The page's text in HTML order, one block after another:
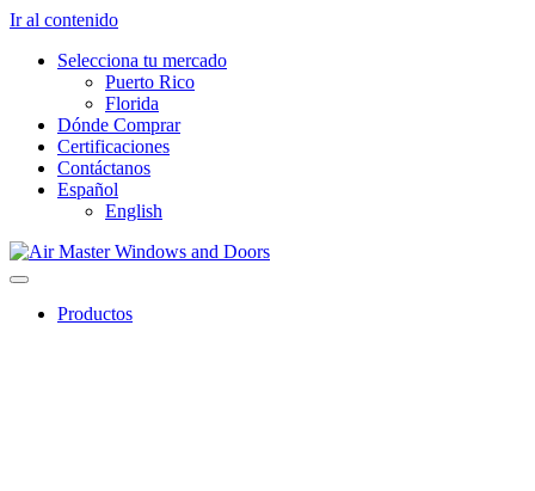
Ir al contenido
Selecciona tu mercado
Puerto Rico
Florida
Dónde Comprar
Certificaciones
Contáctanos
Español
English
Productos